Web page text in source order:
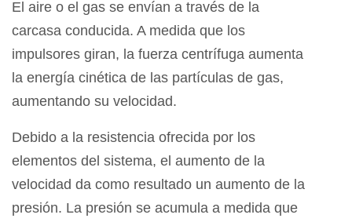
El aire o el gas se envían a través de la
carcasa conducida. A medida que los
impulsores giran, la fuerza centrífuga aumenta
la energía cinética de las partículas de gas,
aumentando su velocidad.
Debido a la resistencia ofrecida por los
elementos del sistema, el aumento de la
velocidad da como resultado un aumento de la
presión. La presión se acumula a medida que